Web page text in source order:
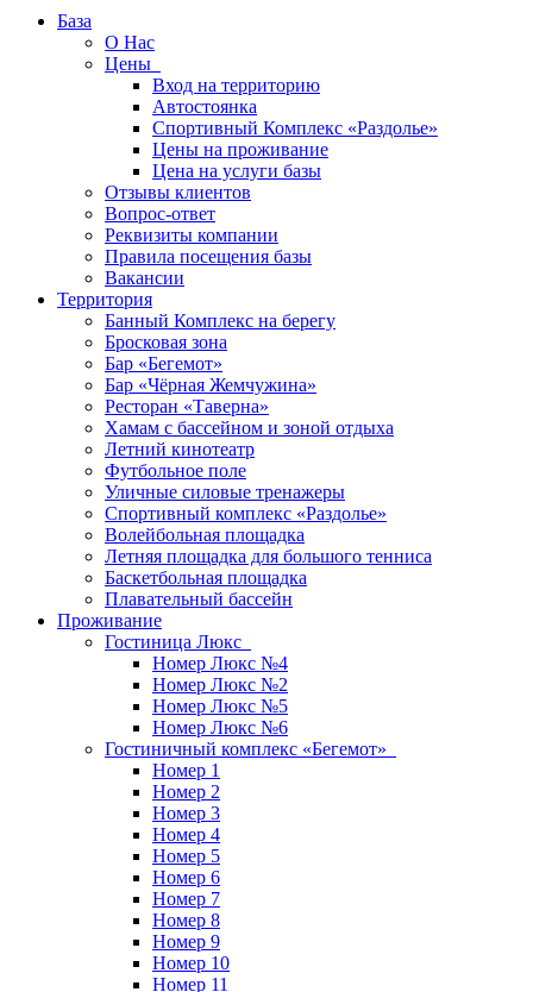
База
О Нас
Цены
Вход на территорию
Автостоянка
Спортивный Комплекс «Раздолье»
Цены на проживание
Цена на услуги базы
Отзывы клиентов
Вопрос-ответ
Реквизиты компании
Правила посещения базы
Вакансии
Территория
Банный Комплекс на берегу
Бросковая зона
Бар «Бегемот»
Бар «Чёрная Жемчужина»
Ресторан «Таверна»
Хамам с бассейном и зоной отдыха
Летний кинотеатр
Футбольное поле
Уличные силовые тренажеры
Спортивный комплекс «Раздолье»
Волейбольная площадка
Летняя площадка для большого тенниса
Баскетбольная площадка
Плавательный бассейн
Проживание
Гостиница Люкс
Номер Люкс №4
Номер Люкс №2
Номер Люкс №5
Номер Люкс №6
Гостиничный комплекс «Бегемот»
Номер 1
Номер 2
Номер 3
Номер 4
Номер 5
Номер 6
Номер 7
Номер 8
Номер 9
Номер 10
Номер 11